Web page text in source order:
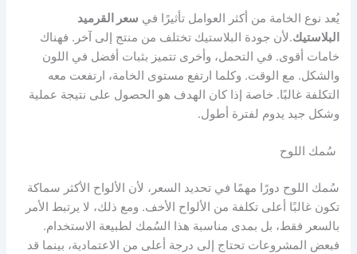
يُعد نوع الخامة من أكثر العوامل تأثيرًا في سعر القرميد
البلاستيك.لأن جودة البلاستيك تختلف من منتج إلى آخر. فهناك
خامات أقوى. في التحمل، وأخرى تتميز بثبات أفضل في اللون
والشكل. مع الوقت. وكلما ارتفع مستوى الخامة، ارتفعت معه
التكلفة غالبًا. خاصة إذا كان الهدف هو الحصول على نتيجة عملية
وشكل جيد يدوم لفترة أطول.
سُمك اللوح
سُمك اللوح دورًا مهمًا في تحديد السعر، لأن الألواح الأكثر سماكة
تكون غالبًا أعلى تكلفة من الألواح الأخف. ومع ذلك، لا يرتبط الأمر
بالسعر فقط، بل بمدى مناسبة هذا السُمك لطبيعة الاستخدام.
فبعض المشروعات تحتاج إلى درجة أعلى من الاعتمادية، بينما قد